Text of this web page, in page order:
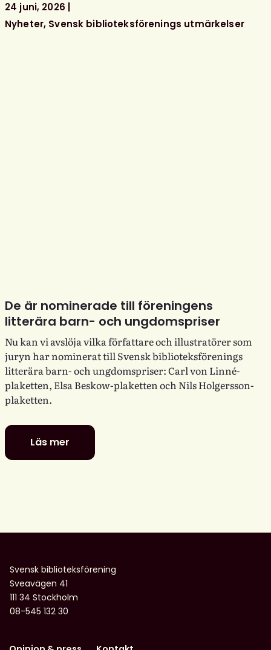
24 juni, 2026
Nyheter Svensk biblioteksförenings utmärkelser
De är nominerade till föreningens
litterära barn- och ungdomspriser
Nu kan vi avslöja vilka författare och illustratörer som
juryn har nominerat till Svensk biblioteksförenings
litterära barn- och ungdomspriser: Carl von Linné-
plaketten, Elsa Beskow-plaketten och Nils Holgersson-
plaketten.
Läs mer
De
är
barn-
ungdomspriser
Svensk biblioteksförening
Sveavägen 41
111 34 Stockholm
08-545 132 30